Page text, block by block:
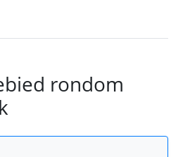
rondom